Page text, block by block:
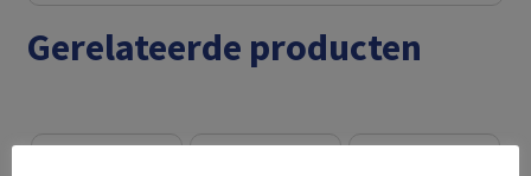
Gerelateerde producten